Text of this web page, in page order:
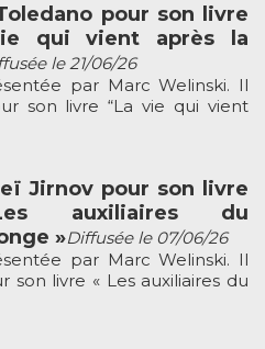
pour son livre
qui vient après la
le 21/06/26
par Marc Welinski. Il
son livre “La vie qui vient
Jirnov pour son livre
auxiliaires du
»Diffusée le 07/06/26
par Marc Welinski. Il
son livre « Les auxiliaires du